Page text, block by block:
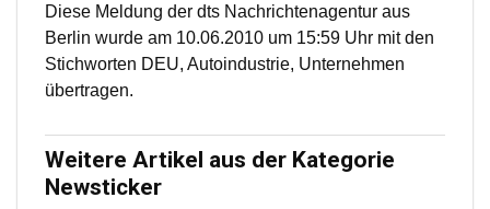
Diese Meldung der dts Nachrichtenagentur aus
Berlin wurde am 10.06.2010 um 15:59 Uhr mit den
Stichworten DEU, Autoindustrie, Unternehmen
übertragen.
Weitere Artikel aus der Kategorie
Newsticker